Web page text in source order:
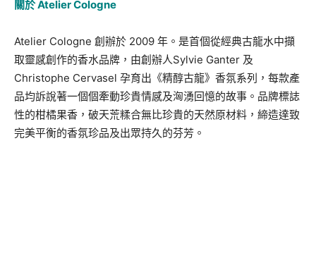
關於 Atelier Cologne
Atelier Cologne 創辦於 2009 年。是首個從經典古龍水中擷
取靈感創作的香水品牌，由創辦人Sylvie Ganter 及
Christophe Cervasel 孕育出《精醇古龍》香氛系列，每款產
品均訴說著一個個牽動珍貴情感及洶湧回憶的故事。品牌標誌
性的柑橘果香，破天荒糅合無比珍貴的天然原材料，締造達致
完美平衡的香氛珍品及出眾持久的芬芳。